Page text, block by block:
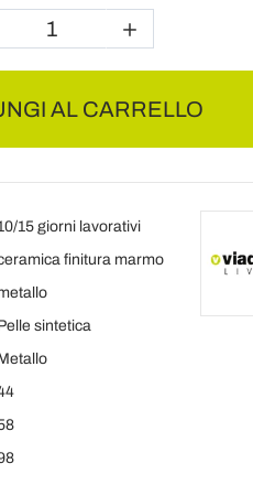
AL CARRELLO
15 giorni lavorativi
finitura marmo
sintetica